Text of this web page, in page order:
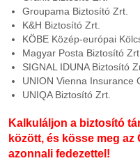
Groupama Biztosító Zrt.
K&H Biztosító Zrt.
KÖBE Közép-európai
Magyar Posta Biztosító Zrt.
SIGNAL IDUNA Biztosító
UNION Vienna Insurance
UNIQA Biztosító Zrt.
Kalkuláljon a biztosító
között, és kösse meg az
azonnali fedezettel!